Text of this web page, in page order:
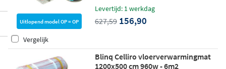
Uitlopend model OP = OP
Levertijd: 1 werkdag
627,59 156,90
Vergelijk
Blinq Celliro vloerverwarmingmat
1200x500 cm 960w - 6m2